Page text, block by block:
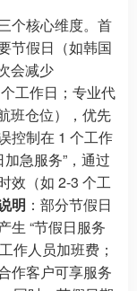
个核心维度。首
节假日（如韩国
会减少
工作日；专业代
班仓位），优先
控制在 1 个工作
急服务”，通过
效（如 2-3 个工
明 ：部分节假日
生 “节假日服务
作人员加班费；
作客户可享服务